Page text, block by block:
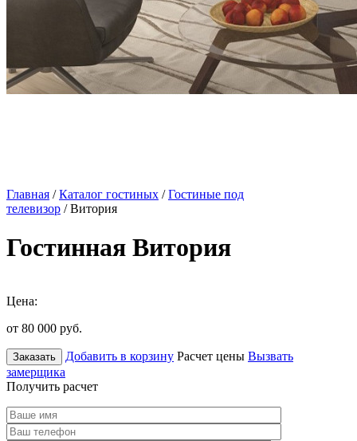
Главная /Каталог гостиных /Гостиные под
телевизор / Витория
Гостинная Витория
Цена:
от 80 000 руб.
Заказать Добавить в корзину Расчет цены Вызвать
замерщика
Получить расчет